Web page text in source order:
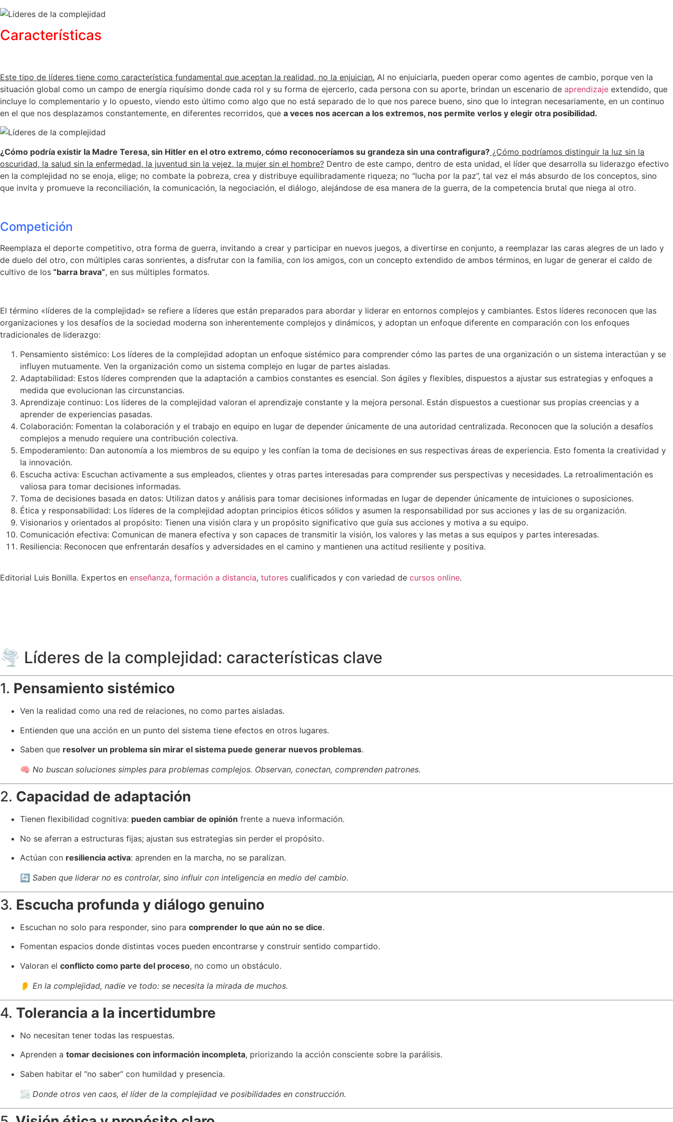
Características
Este tipo de líderes tiene como característica fundamental que aceptan la realidad, no la enjuician. Al no enjuiciarla, pueden operar como agentes de cambio, porque ven la
situación global como un campo de energía riquísimo donde cada rol y su forma de ejercerlo, cada persona con su aporte, brindan un escenario de aprendizaje extendido, que
incluye lo complementario y lo opuesto, viendo esto último como algo que no está separado de lo que nos parece bueno, sino que lo integran necesariamente, en un continuo
en el que nos desplazamos constantemente, en diferentes recorridos, que a veces nos acercan a los extremos, nos permite verlos y elegir otra posibilidad.
¿Cómo podría existir la Madre Teresa, sin Hitler en el otro extremo, cómo reconoceríamos su grandeza sin una contrafigura? ¿Cómo podríamos distinguir la luz sin la
oscuridad, la salud sin la enfermedad, la juventud sin la vejez, la mujer sin el hombre? Dentro de este campo, dentro de esta unidad, el líder que desarrolla su liderazgo efectivo
en la complejidad no se enoja, elige; no combate la pobreza, crea y distribuye equilibradamente riqueza; no “lucha por la paz”, tal vez el más absurdo de los conceptos, sino
que invita y promueve la reconciliación, la comunicación, la negociación, el diálogo, alejándose de esa manera de la guerra, de la competencia brutal que niega al otro.
Competición
Reemplaza el deporte competitivo, otra forma de guerra, invitando a crear y participar en nuevos juegos, a divertirse en conjunto, a reemplazar las caras alegres de un lado y
de duelo del otro, con múltiples caras sonrientes, a disfrutar con la familia, con los amigos, con un concepto extendido de ambos términos, en lugar de generar el caldo de
cultivo de los “barra brava”, en sus múltiples formatos.
El término «líderes de la complejidad» se refiere a líderes que están preparados para abordar y liderar en entornos complejos y cambiantes. Estos líderes reconocen que las
organizaciones y los desafíos de la sociedad moderna son inherentemente complejos y dinámicos, y adoptan un enfoque diferente en comparación con los enfoques
tradicionales de liderazgo:
Pensamiento sistémico: Los líderes de la complejidad adoptan un enfoque sistémico para comprender cómo las partes de una organización o un sistema interactúan y se
influyen mutuamente. Ven la organización como un sistema complejo en lugar de partes aisladas.
Adaptabilidad: Estos líderes comprenden que la adaptación a cambios constantes es esencial. Son ágiles y flexibles, dispuestos a ajustar sus estrategias y enfoques a
medida que evolucionan las circunstancias.
Aprendizaje continuo: Los líderes de la complejidad valoran el aprendizaje constante y la mejora personal. Están dispuestos a cuestionar sus propias creencias y a
aprender de experiencias pasadas.
Colaboración: Fomentan la colaboración y el trabajo en equipo en lugar de depender únicamente de una autoridad centralizada. Reconocen que la solución a desafíos
complejos a menudo requiere una contribución colectiva.
Empoderamiento: Dan autonomía a los miembros de su equipo y les confían la toma de decisiones en sus respectivas áreas de experiencia. Esto fomenta la creatividad y
la innovación.
Escucha activa: Escuchan activamente a sus empleados, clientes y otras partes interesadas para comprender sus perspectivas y necesidades. La retroalimentación es
valiosa para tomar decisiones informadas.
Toma de decisiones basada en datos: Utilizan datos y análisis para tomar decisiones informadas en lugar de depender únicamente de intuiciones o suposiciones.
Ética y responsabilidad: Los líderes de la complejidad adoptan principios éticos sólidos y asumen la responsabilidad por sus acciones y las de su organización.
Visionarios y orientados al propósito: Tienen una visión clara y un propósito significativo que guía sus acciones y motiva a su equipo.
Comunicación efectiva: Comunican de manera efectiva y son capaces de transmitir la visión, los valores y las metas a sus equipos y partes interesadas.
Resiliencia: Reconocen que enfrentarán desafíos y adversidades en el camino y mantienen una actitud resiliente y positiva.
Editorial Luis Bonilla. Expertos en enseñanza, formación a distancia, tutores cualificados y con variedad de cursos online.
🌪️ Líderes de la complejidad: características clave
1. Pensamiento sistémico
Ven la realidad como una red de relaciones, no como partes aisladas.
Entienden que una acción en un punto del sistema tiene efectos en otros lugares.
Saben que resolver un problema sin mirar el sistema puede generar nuevos problemas.
🧠 No buscan soluciones simples para problemas complejos. Observan, conectan, comprenden patrones.
2. Capacidad de adaptación
Tienen flexibilidad cognitiva: pueden cambiar de opinión frente a nueva información.
No se aferran a estructuras fijas; ajustan sus estrategias sin perder el propósito.
Actúan con resiliencia activa: aprenden en la marcha, no se paralizan.
🔄 Saben que liderar no es controlar, sino influir con inteligencia en medio del cambio.
3. Escucha profunda y diálogo genuino
Escuchan no solo para responder, sino para comprender lo que aún no se dice.
Fomentan espacios donde distintas voces pueden encontrarse y construir sentido compartido.
Valoran el conflicto como parte del proceso, no como un obstáculo.
👂 En la complejidad, nadie ve todo: se necesita la mirada de muchos.
4. Tolerancia a la incertidumbre
No necesitan tener todas las respuestas.
Aprenden a tomar decisiones con información incompleta, priorizando la acción consciente sobre la parálisis.
Saben habitar el “no saber” con humildad y presencia.
🌫️ Donde otros ven caos, el líder de la complejidad ve posibilidades en construcción.